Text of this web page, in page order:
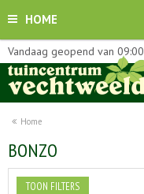
HOME
Home
Vandaag geopend van 09:00
BONZO
TOON FILTERS